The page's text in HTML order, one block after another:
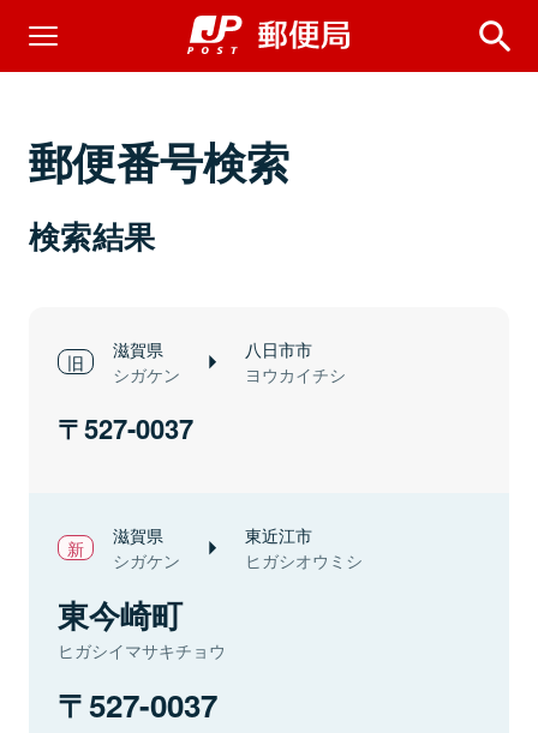
郵便番号検索
検索結果
滋賀県
シガケン
八日市市
ヨウカイチシ
527-0037
滋賀県
シガケン
東近江市
ヒガシオウミシ
東今崎町
ヒガシイマサキチョウ
527-0037